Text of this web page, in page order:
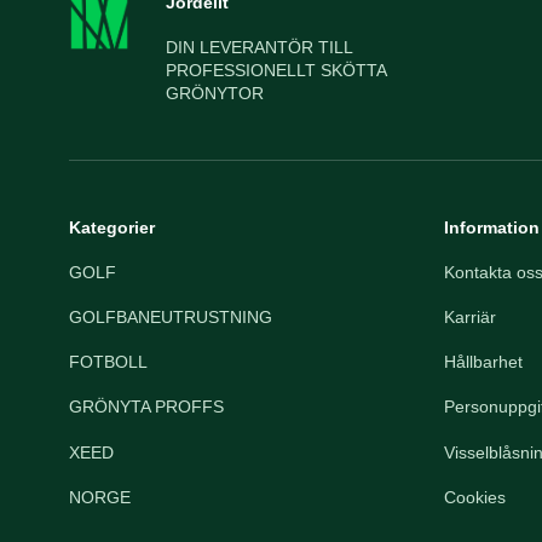
DIN LEVERANTÖR TILL
PROFESSIONELLT SKÖTTA
GRÖNYTOR
Kategorier
GOLF
GOLFBANEUTRUSTNING
FOTBOLL
GRÖNYTA PROFFS
XEED
NORGE
Information
Kontakta oss
Karriär
Hållbarhet
Cookies